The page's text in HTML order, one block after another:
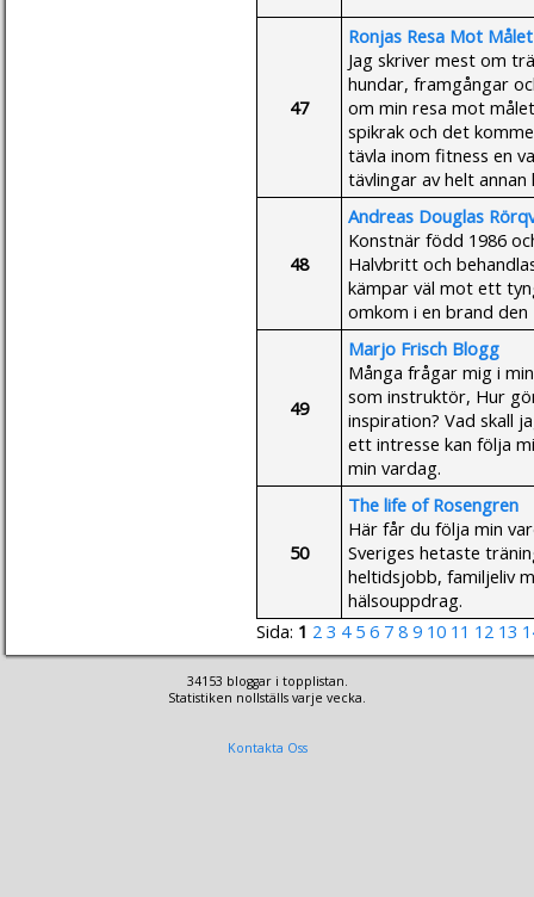
47
Ronjas Resa Mot Målet
Jag skriver mest om
hundar, framgångar
om min resa mot
spikrak och det
tävla inom fitness en
tävlingar av helt
48
Andreas Douglas
Konstnär född 1986
Halvbritt och
kämpar väl mot ett
omkom i en brand den
49
Marjo Frisch Blogg
Många frågar mig i
som instruktör, Hur
inspiration? Vad skall
ett intresse kan följa
min vardag.
50
The life of Rosengren
Här får du följa min
Sveriges hetaste
heltidsjobb, familjeliv
hälsouppdrag.
Sida: 1 2 3 4 5 6 7 8 9 10 11 12 13
34153 bloggar i topplistan.
Statistiken nollställs varje vecka.
Kontakta Oss